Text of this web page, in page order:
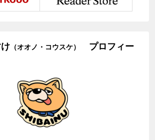
（オオノ・コウスケ）
プロフィー